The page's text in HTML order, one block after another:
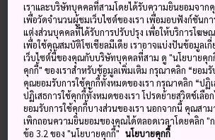
อิทธิพลจากต่างชาติในย่
ประวัติศาสตร์ของโกเบ
เชิงภูเขาร็อกโกะเป็นที่ตั้งของคิตะโนะโจ ซึ่
ประวัติศาสตร์ขนาดเล็กในโกเบ
ที่พ่อค้าแล
ประเทศเคยมาพักอาศัยอยู่ ร่องรอยการอยู่อ
พวกเขายังคงหลงเหลืออยู่จนทุกวันนี้
เราและบริษัทบุคคลที่สามโดยได้รับความยินยอมจาก
เพื่อวัดจำนวนผู้ชมเว็บไซต์ของเรา เพื่อมอบฟังก์ชันก
แต่งส่วนบุคคลที่ได้รับการปรับปรุง เพื่อให้บริการโฆษ
เพื่อใช้คุณสมบัติโซเชียลมีเดีย เราอาจแบ่งปันข้อมูลเกี่
เว็บไซต์นี้ของคุณกับบริษัทบุคคลที่สาม ดู "นโยบายคุก
คุกกี้" ของเราสำหรับข้อมูลเพิ่มเติม กรุณาคลิก “ยอม
คุณยอมรับการใช้คุกกี้ทั้งหมดของเรา กรุณาคลิก “ปฏิ
ปฏิเสธการใช้คุกกี้ทั้งหมดของเรา โปรดย้ายสวิตช์เลื
ยอมรับการใช้คุกกี้บางส่วนของเรา นอกจากนี้ คุณสาม
เพิกถอนความยินยอมของคุณได้ตลอดเวลาโดยคลิก "
ข้อ 3.2 ของ "นโยบายคุกกี้" นโยบายคุกกี้